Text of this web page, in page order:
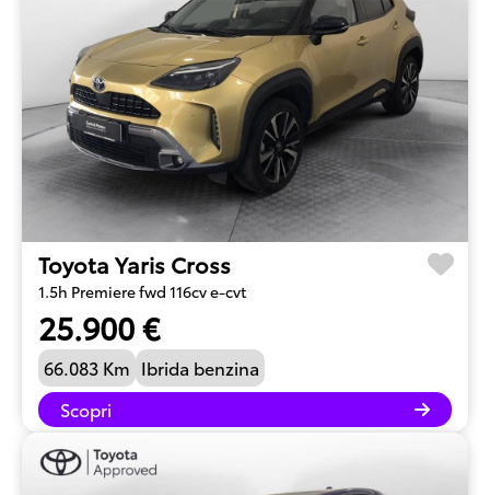
Toyota Yaris Cross
1.5h Premiere fwd 116cv e-cvt
25.900 €
66.083 Km Ibrida benzina
Scopri